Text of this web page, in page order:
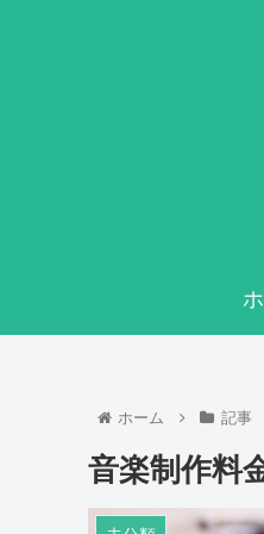
ホーム 記事
音楽制作料